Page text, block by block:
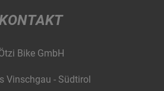
Bike GmbH
Vinschgau - Südtirol